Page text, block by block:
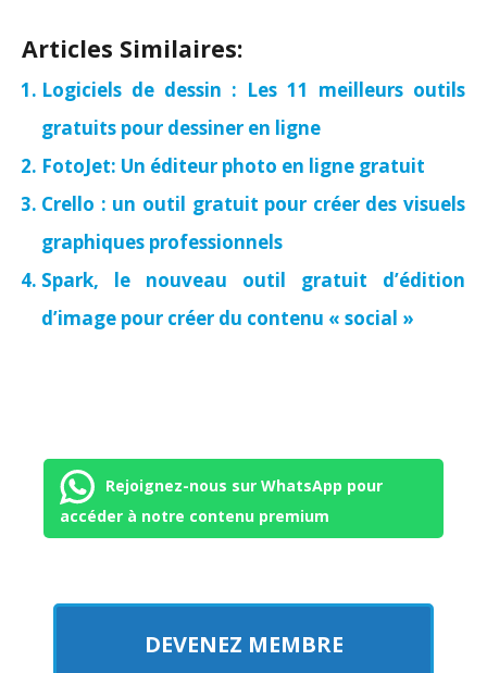
Articles Similaires:
Logiciels de dessin : Les 11 meilleurs outils
gratuits pour dessiner en ligne
FotoJet: Un éditeur photo en ligne gratuit
Crello : un outil gratuit pour créer des visuels
graphiques professionnels
Spark, le nouveau outil gratuit d’édition
d’image pour créer du contenu « social »
Rejoignez-nous sur WhatsApp pour
accéder à notre contenu premium
DEVENEZ MEMBRE